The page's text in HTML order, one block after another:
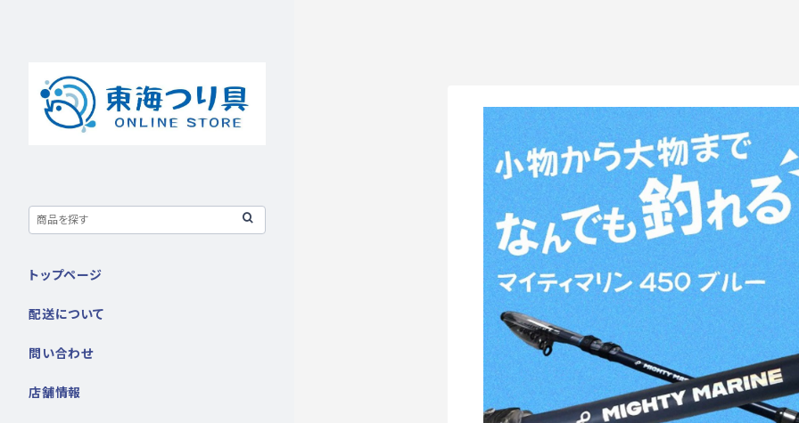
トップページ
配送について
問い合わせ
店舗情報